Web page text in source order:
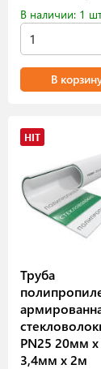
В наличии: 1
В
HIT
Труба
PN25 20мм х
3,4мм х 2м